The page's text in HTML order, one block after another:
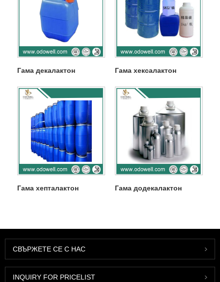
Гама декалактон Гама хексалактон
Гама хепталактон Гама додекалактон
СВЪРЖЕТЕ СЕ С НАС
INQUIRY FOR PRICELIST